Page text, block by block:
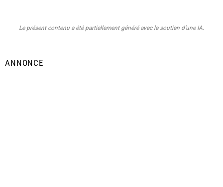
Le présent contenu a été partiellement généré avec le soutien d’une IA.
ANNONCE